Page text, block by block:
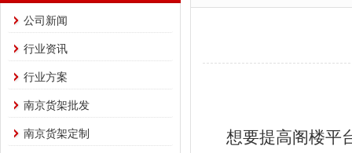
公司新闻
行业资讯
行业方案
南京货架批发
南京货架定制
想要提高阁楼平